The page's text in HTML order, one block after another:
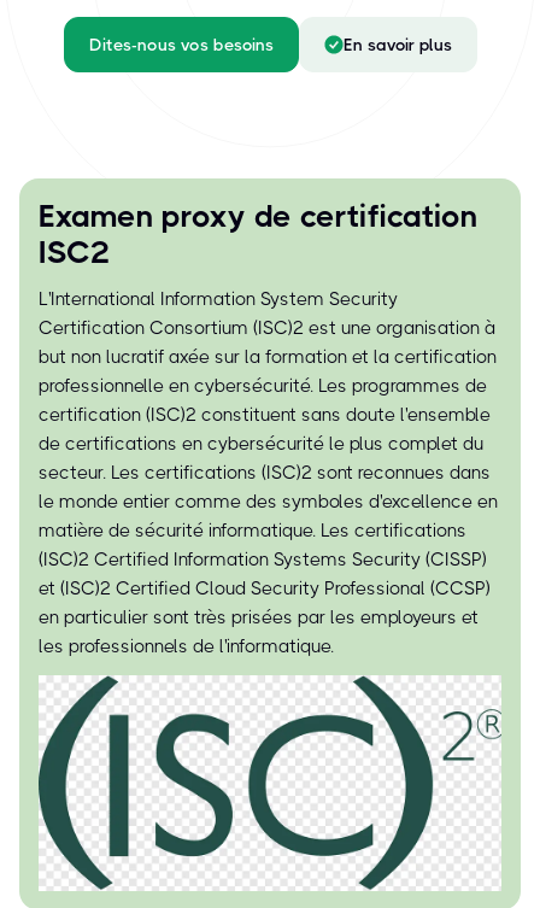
Dites-nous vos besoins En savoir plus
Examen proxy de certification
ISC2
L'International Information System Security
Certification Consortium (ISC)² est une organisation à
but non lucratif axée sur la formation et la certification
professionnelle en cybersécurité. Les programmes de
certification (ISC)² constituent sans doute l'ensemble
de certifications en cybersécurité le plus complet du
secteur. Les certifications (ISC)² sont reconnues dans
le monde entier comme des symboles d'excellence en
matière de sécurité informatique. Les certifications
(ISC)² Certified Information Systems Security (CISSP)
et (ISC)² Certified Cloud Security Professional (CCSP)
en particulier sont très prisées par les employeurs et
les professionnels de l'informatique.